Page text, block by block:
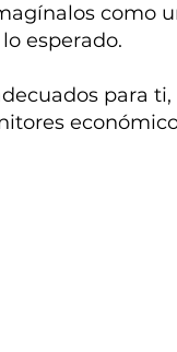
como
esperado.
para